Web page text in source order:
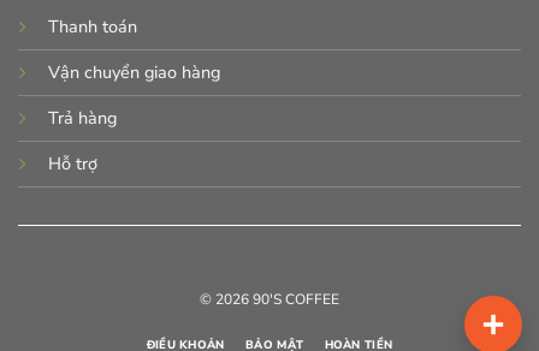
Thanh toán
Vận chuyển giao hàng
Trả hàng
Hỗ trợ
© 2026 90'S COFFEE
ĐIỀU KHOẢN BẢO MẬT HOÀN TIỀN